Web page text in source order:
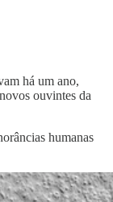
há um ano,
ouvintes da
humanas